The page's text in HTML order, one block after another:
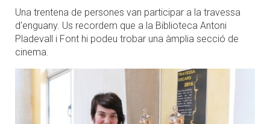
Una trentena de persones van participar a la travessa
d'enguany. Us recordem que a la Biblioteca Antoni
Pladevall i Font hi podeu trobar una àmplia secció de
cinema.